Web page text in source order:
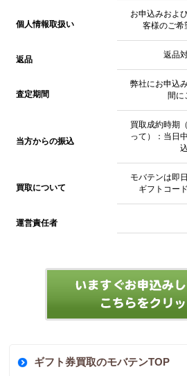
個人情報取扱い
お申込みおよ
客様のご希
返品 返品
査定期間
弊社にお申込
間に
当方からの振込
買取成約時期
って）：当日
買取について
モバテンは即
ギフトコー
運営責任者
ギフト券買取のモバテンTOP